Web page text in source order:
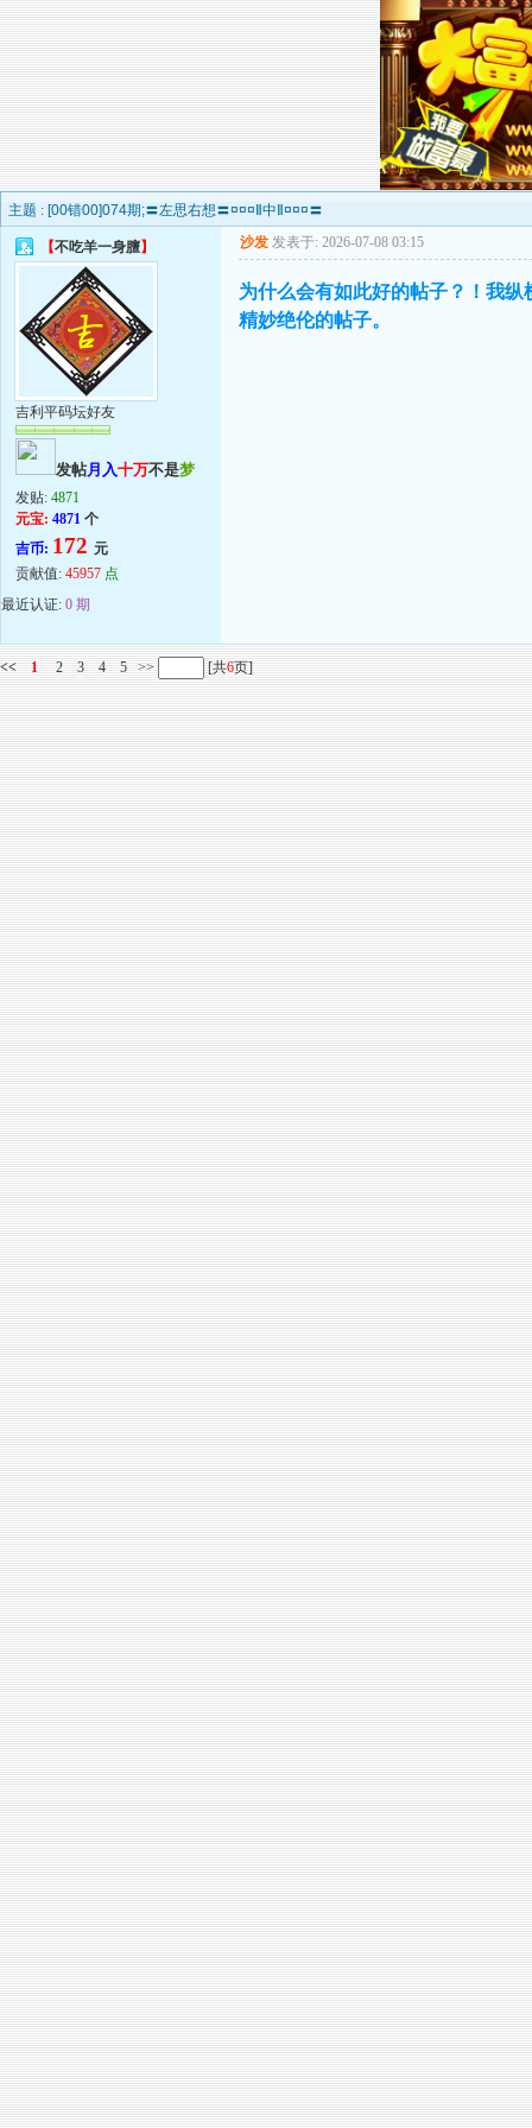
主题 : [00错00]074期;〓左思右想〓¤¤¤Ⅱ中Ⅱ¤¤¤〓
【不吃羊一身膻】
吉利平码坛好友
发帖月入十万不是梦
发贴: 4871
元宝: 4871 个
吉币: 172 元
贡献值: 45957 点
最近认证: 0 期
沙发 发表于: 2026-07-08 03:15
为什么会有如此好的帖子？！我
精妙绝伦的帖子。
<< 1 2 3 4 5 >> [共6页]